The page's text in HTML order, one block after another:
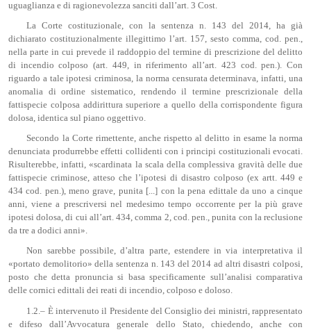
uguaglianza e di ragionevolezza sanciti dall’art. 3 Cost.
La Corte costituzionale, con la sentenza n. 143 del 2014, ha già
dichiarato costituzionalmente illegittimo l’art. 157, sesto comma, cod. pen.,
nella parte in cui prevede il raddoppio del termine di prescrizione del delitto
di incendio colposo (art. 449, in riferimento all’art. 423 cod. pen.). Con
riguardo a tale ipotesi criminosa, la norma censurata determinava, infatti, una
anomalia di ordine sistematico, rendendo il termine prescrizionale della
fattispecie colposa addirittura superiore a quello della corrispondente figura
dolosa, identica sul piano oggettivo.
Secondo la Corte rimettente, anche rispetto al delitto in esame la norma
denunciata produrrebbe effetti collidenti con i principi costituzionali evocati.
Risulterebbe, infatti, «scardinata la scala della complessiva gravità delle due
fattispecie criminose, atteso che l’ipotesi di disastro colposo (ex artt. 449 e
434 cod. pen.), meno grave, punita [...] con la pena edittale da uno a cinque
anni, viene a prescriversi nel medesimo tempo occorrente per la più grave
ipotesi dolosa, di cui all’art. 434, comma 2, cod. pen., punita con la reclusione
da tre a dodici anni».
Non sarebbe possibile, d’altra parte, estendere in via interpretativa il
«portato demolitorio» della sentenza n. 143 del 2014 ad altri disastri colposi,
posto che detta pronuncia si basa specificamente sull’analisi comparativa
delle cornici edittali dei reati di incendio, colposo e doloso.
1.2.– È intervenuto il Presidente del Consiglio dei ministri, rappresentato
e difeso dall’Avvocatura generale dello Stato, chiedendo, anche con